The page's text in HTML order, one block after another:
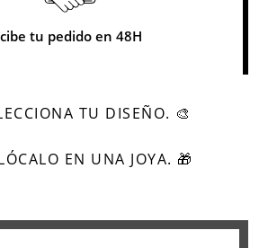
tu pedido en 48H
TU DISEÑO. 🎨
EN UNA JOYA. 🎁